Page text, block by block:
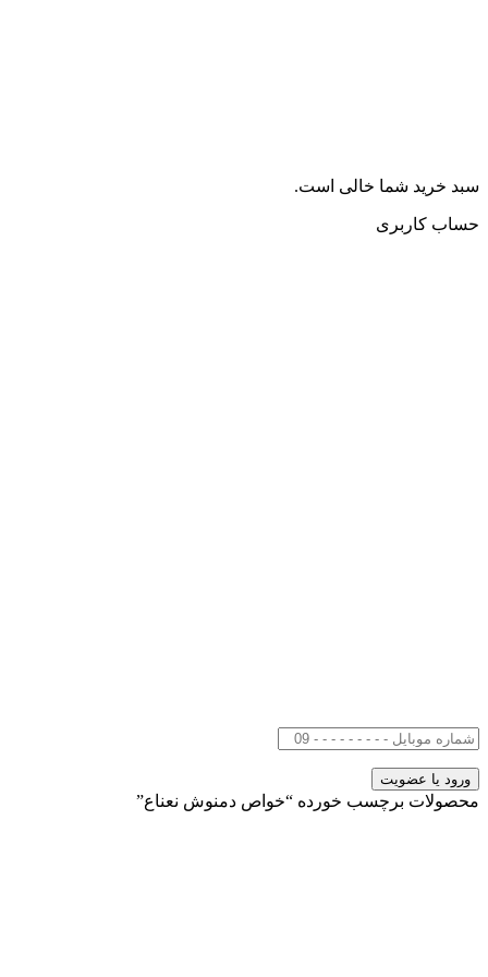
سبد خرید شما خالی است.
حساب کاربری
محصولات برچسب خورده “خواص دمنوش نعناع”